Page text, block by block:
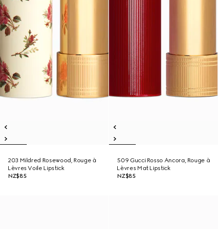
203 Mildred Rosewood, Rouge à
Lèvres Voile Lipstick
NZ$85
509 Gucci Rosso Ancora, Rouge à
Lèvres Mat Lipstick
NZ$85